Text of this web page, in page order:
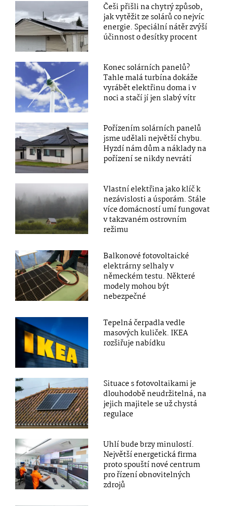
Češi přišli na chytrý způsob,
jak vytěžit ze solárů co nejvíc
energie. Speciální nátěr zvýší
účinnost o desítky procent
Konec solárních panelů?
Tahle malá turbína dokáže
vyrábět elektřinu doma i v
noci a stačí jí jen slabý vítr
Pořízením solárních panelů
jsme udělali největší chybu.
Hyzdí nám dům a náklady na
pořízení se nikdy nevrátí
Vlastní elektřina jako klíč k
nezávislosti a úsporám. Stále
více domácností umí fungovat
v takzvaném ostrovním
režimu
Balkonové fotovoltaické
elektrárny selhaly v
německém testu. Některé
modely mohou být
nebezpečné
Tepelná čerpadla vedle
masových kuliček. IKEA
rozšiřuje nabídku
Situace s fotovoltaikami je
dlouhodobě neudržitelná, na
jejich majitele se už chystá
regulace
Uhlí bude brzy minulostí.
Největší energetická firma
proto spouští nové centrum
pro řízení obnovitelných
zdrojů